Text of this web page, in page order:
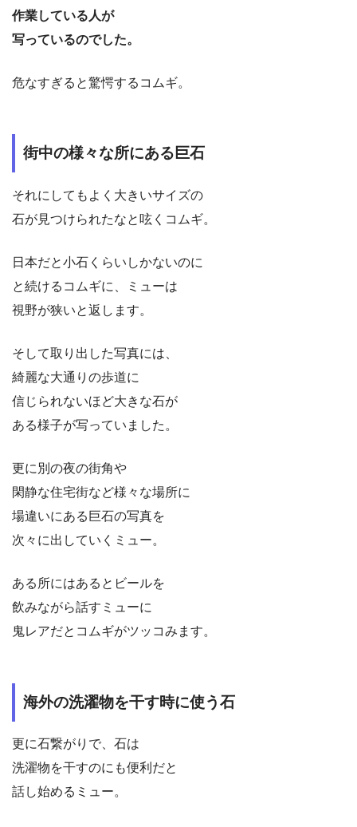
作業している人が
写っているのでした。
危なすぎると驚愕するコムギ。
街中の様々な所にある巨石
それにしてもよく大きいサイズの
石が見つけられたなと呟くコムギ。
日本だと小石くらいしかないのに
と続けるコムギに、ミューは
視野が狭いと返します。
そして取り出した写真には、
綺麗な大通りの歩道に
信じられないほど大きな石が
ある様子が写っていました。
更に別の夜の街角や
閑静な住宅街など様々な場所に
場違いにある巨石の写真を
次々に出していくミュー。
ある所にはあるとビールを
飲みながら話すミューに
鬼レアだとコムギがツッコみます。
海外の洗濯物を干す時に使う石
更に石繋がりで、石は
洗濯物を干すのにも便利だと
話し始めるミュー。